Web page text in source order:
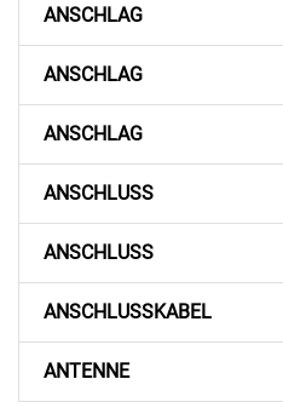
ANSCHLAG
ANSCHLAG
ANSCHLAG
ANSCHLUSS
ANSCHLUSS
ANSCHLUSSKABEL
ANTENNE